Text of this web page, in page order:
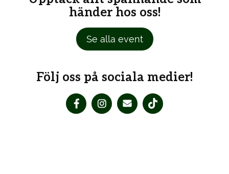
händer hos oss!
Se alla event
Följ oss på sociala medier!